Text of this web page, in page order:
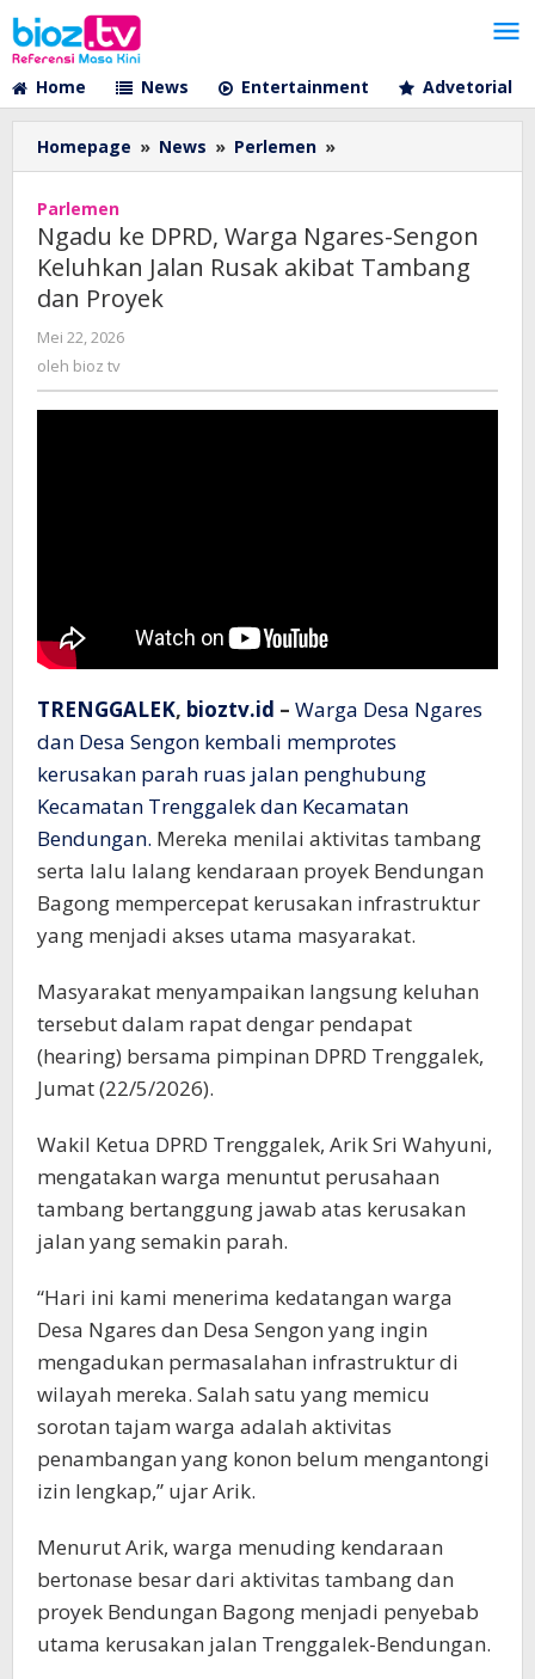
Lewati
ke
konten
Home
News Entertainment Advetorial
Homepage » News » Perlemen »
ke
Ngares-
Sengon
Tambang
Parlemen
Ngadu ke DPRD, Warga Ngares-Sengon
Keluhkan Jalan Rusak akibat Tambang
dan Proyek
Mei 22, 2026
oleh bioz tv
TRENGGALEK, bioztv.id – Warga Desa Ngares
dan Desa Sengon kembali memprotes
kerusakan parah ruas jalan penghubung
Kecamatan Trenggalek dan Kecamatan
Bendungan. Mereka menilai aktivitas tambang
serta lalu lalang kendaraan proyek Bendungan
Bagong mempercepat kerusakan infrastruktur
yang menjadi akses utama masyarakat.
Masyarakat menyampaikan langsung keluhan
tersebut dalam rapat dengar pendapat
(hearing) bersama pimpinan DPRD Trenggalek,
Jumat (22/5/2026).
Wakil Ketua DPRD Trenggalek, Arik Sri Wahyuni,
mengatakan warga menuntut perusahaan
tambang bertanggung jawab atas kerusakan
jalan yang semakin parah.
“Hari ini kami menerima kedatangan warga
Desa Ngares dan Desa Sengon yang ingin
mengadukan permasalahan infrastruktur di
wilayah mereka. Salah satu yang memicu
sorotan tajam warga adalah aktivitas
penambangan yang konon belum mengantongi
izin lengkap,” ujar Arik.
Menurut Arik, warga menuding kendaraan
bertonase besar dari aktivitas tambang dan
proyek Bendungan Bagong menjadi penyebab
utama kerusakan jalan Trenggalek-Bendungan.